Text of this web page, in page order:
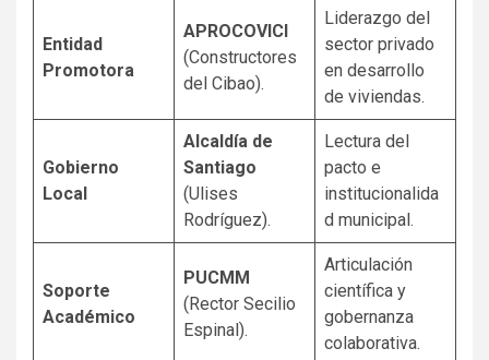
Entidad
Promotora
APROCOVICI
(Constructores
del Cibao).
Liderazgo del
sector privado
en desarrollo
de viviendas.
Gobierno
Local
Alcaldía de
Santiago
(Ulises
Rodríguez).
Lectura del
pacto e
institucionalida
d municipal.
Soporte
Académico
PUCMM
(Rector Secilio
Espinal).
Articulación
científica y
gobernanza
colaborativa.